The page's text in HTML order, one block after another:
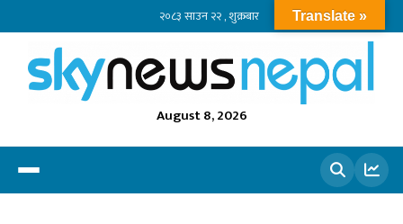
२०८३ साउन २२ , शुक्रबार
August 8, 2026
Translate »